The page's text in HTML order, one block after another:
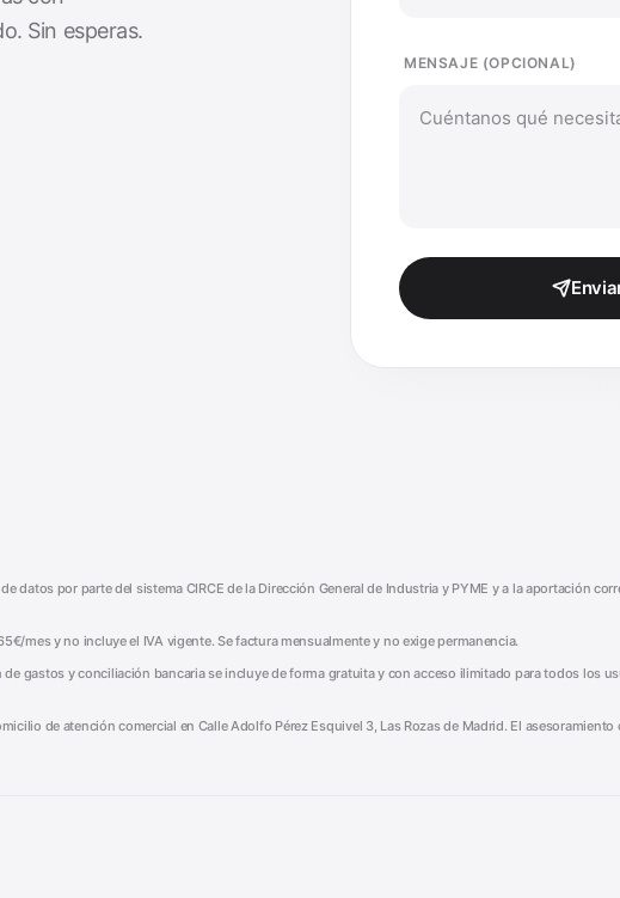
Sin esperas.
MENSAJE (OPCIONAL)
datos por parte del sistema CIRCE de la Dirección General de Industria y PYME y a la aportación
mes y no incluye el IVA vigente. Se factura mensualmente y no exige permanencia.
gastos y conciliación bancaria se incluye de forma gratuita y con acceso ilimitado para todos los
de atención comercial en Calle Adolfo Pérez Esquivel 3, Las Rozas de Madrid. El